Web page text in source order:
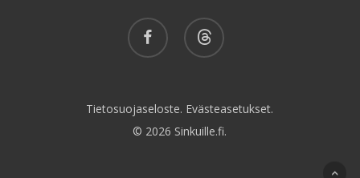
facebook threads
Tietosuojaseloste. Evästeasetukset.
© 2026 Sinkuille.fi.